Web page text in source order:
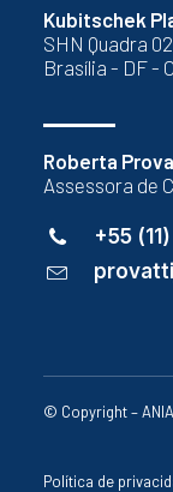
Kubitschek
SHN Quadra
Brasília - DF -
Roberta
Assessora de
+55
© Copyright –
Política de